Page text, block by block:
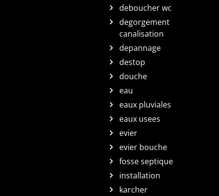
deboucher wc
degorgement
canalisation
depannage
destop
douche
eau
eaux pluviales
eaux usees
evier
evier bouche
fosse septique
installation
karcher